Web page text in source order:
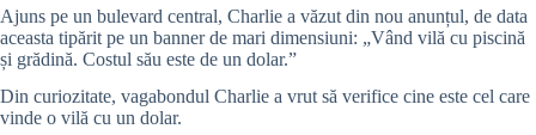
Ajuns pe un bulevard central, Charlie a văzut din nou anunțul, de data
aceasta tipărit pe un banner de mari dimensiuni: „Vând vilă cu piscină
și grădină. Costul său este de un dolar.”
Din curiozitate, vagabondul Charlie a vrut să verifice cine este cel care
vinde o vilă cu un dolar.